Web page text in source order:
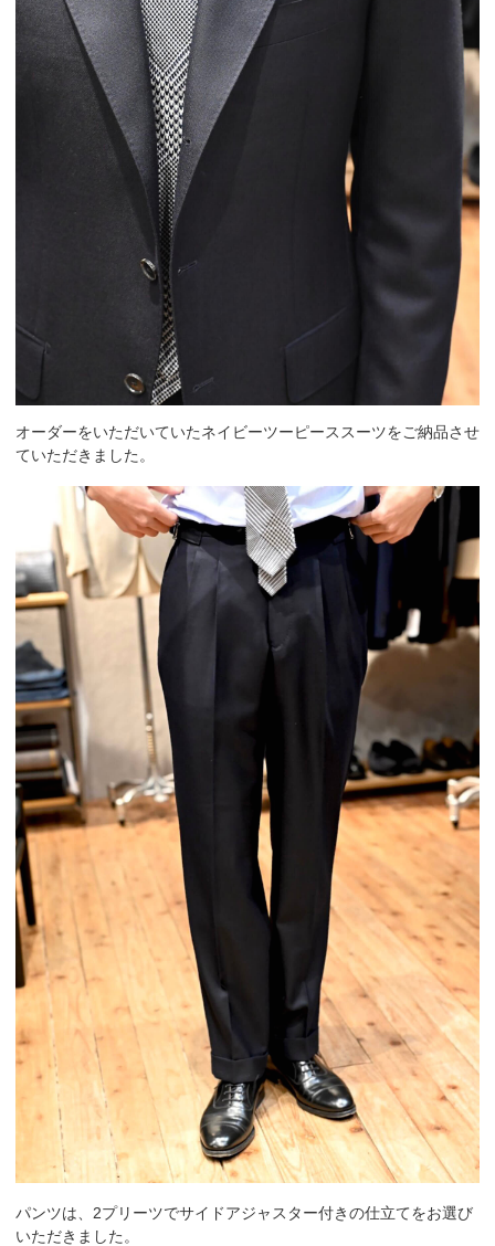
オーダーをいただいていたネイビーツーピーススーツをご納品させ
ていただきました。
パンツは、2プリーツでサイドアジャスター付きの仕立てをお選び
いただきました。